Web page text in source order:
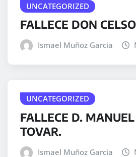
UNCATEGORIZED
FALLECE DON
Ismael Muñoz Garcia
UNCATEGORIZED
FALLECE D.
TOVAR.
Ismael Muñoz Garcia